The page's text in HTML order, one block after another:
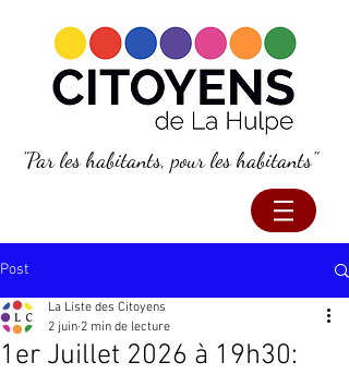
"Par les habitants, pour les habitants"
Post
1er Juillet 2026 à 19h30:
La Liste des Citoyens
2 juin 2 min de lecture